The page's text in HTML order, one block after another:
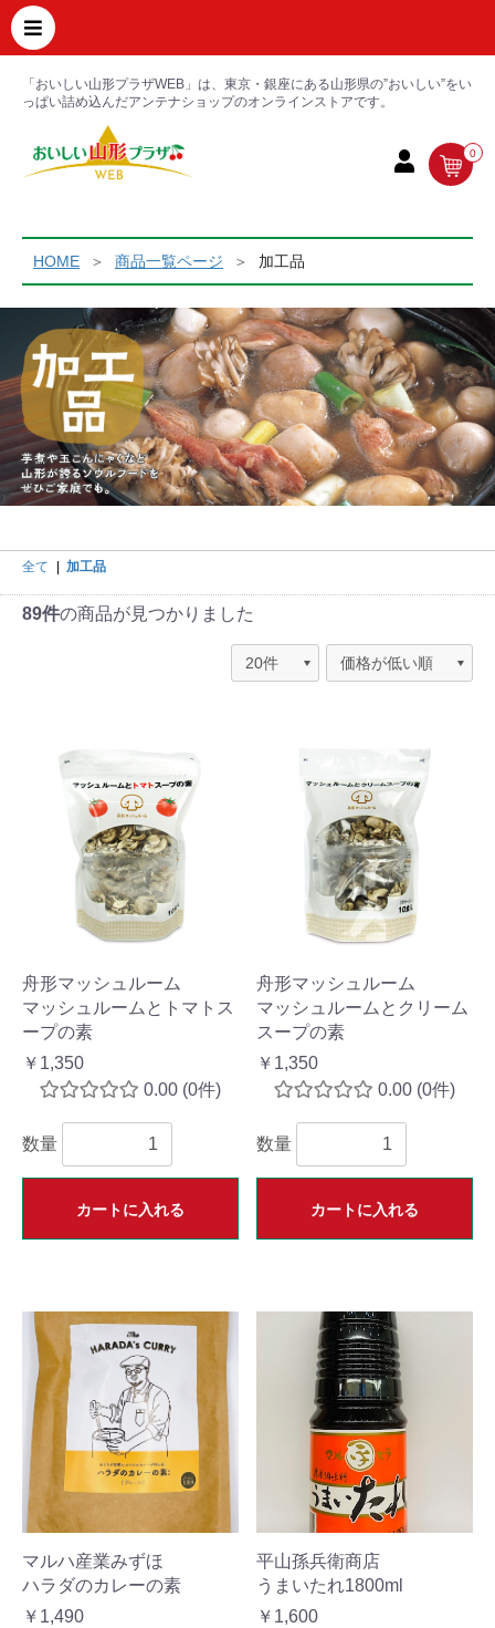
「おいしい山形プラザWEB」は、東京・銀座にある山形県の”おいしい”をい
っぱい詰め込んだアンテナショップのオンラインストアです。
0
HOME 商品一覧ページ 加工品
全て 加工品
89件の商品が見つかりました
舟形マッシュルーム
マッシュルームとトマトス
ープの素
￥1,350
0.00 (0件)
数量
カートに入れる
舟形マッシュルーム
マッシュルームとクリーム
スープの素
￥1,350
0.00 (0件)
数量
カートに入れる
マルハ産業みずほ
ハラダのカレーの素
￥1,490
平山孫兵衛商店
うまいたれ1800ml
￥1,600